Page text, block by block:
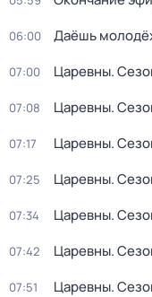
06:00 Даёшь
07:00 Царевны.
07:08 Царевны.
07:17 Царевны.
07:25 Царевны.
07:34 Царевны.
07:42 Царевны.
07:51 Царевны.